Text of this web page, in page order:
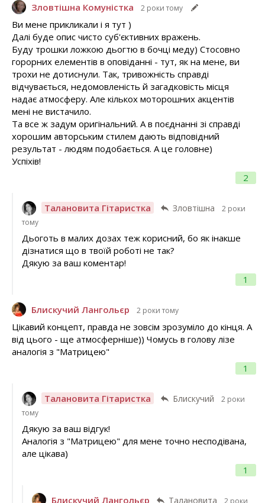
Зловтішна Комуністка 2 роки тому
2
Ви мене прикликали і я тут )
Далі буде опис чисто суб'єктивних вражень.
Буду трошки ложкою дьогтю в бочці меду) Стосовно
горорних елементів в оповіданні - тут, як на мене, ви
трохи не дотиснули. Так, тривожність справді
відчувається, недомовленість й загадковість місця
надає атмосферу. Але кількох моторошних акцентів
мені не вистачило.
Та все ж задум оригінальний. А в поєднанні зі справді
хорошим авторським стилем дають відповідний
результат - людям подобається. А це головне)
Успіхів!
Талановита Гітаристка Зловтішна
2 роки
тому
1
Дьоготь в малих дозах теж корисний, бо як інакше
дізнатися що в твоїй роботі не так?
Дякую за ваш коментар!
Блискучий Лангольєр 2 роки тому
1
Цікавий концепт, правда не зовсім зрозуміло до кінця. А
від цього - ще атмосферніше)) Чомусь в голову лізе
аналогія з "Матрицею"
Талановита Гітаристка Блискучий
2 роки
тому
1
Дякую за ваш відгук!
Аналогія з "Матрицею" для мене точно несподівана,
але цікава)
Блискучий Лангольєр Талановита
2 роки